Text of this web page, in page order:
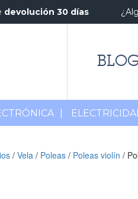
devolución 30 días
/ Vela/ Poleas/ Poleas violín /